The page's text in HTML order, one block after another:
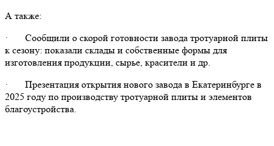
А также:
· Сообщили о скорой готовности завода тротуарной плиты
к сезону: показали склады и собственные формы для
изготовления продукции, сырье, красители и др.
· Презентация открытия нового завода в Екатеринбурге в
2025 году по производству тротуарной плиты и элементов
благоустройства.